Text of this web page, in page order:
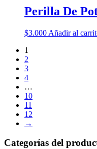
Perilla De
$3.000 Añadir al
1
2
3
4
…
10
11
12
→
Categorías del